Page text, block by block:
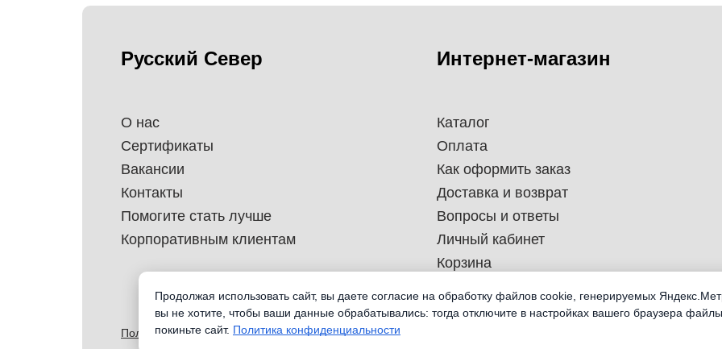
Русский Север
О нас
Сертификаты
Вакансии
Контакты
Помогите стать лучше
Корпоративным клиентам
Интернет-магазин
Каталог
Оплата
Как оформить заказ
Доставка и возврат
Вопросы и ответы
Личный кабинет
Корзина
Политика обработки перснональных данных
Продолжая использовать сайт, вы даете согласие на обработку файлов cookie, генерируемых
вы не хотите, чтобы ваши данные обрабатывались: тогда отключите в настройках вашего браузера
покиньте сайт. Политика конфиденциальности